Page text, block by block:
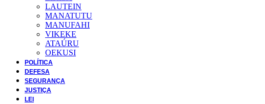
LAUTEIN
MANATUTU
MANUFAHI
VIKEKE
ATAÚRU
OEKUSI
POLÍTICA
DEFESA
SEGURANÇA
JUSTIÇA
LEI